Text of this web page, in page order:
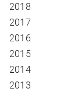
2018
2017
2016
2015
2014
2013